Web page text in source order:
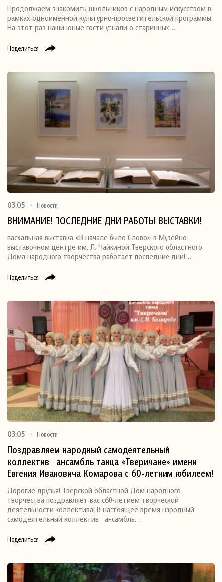
Поделиться
Продолжаем знакомить школьников с народным искусством в
рамках одноимённой культурно-просветительской программы.
На этот раз наши юные гости узнали о старинных…
Поделиться
03.05 Новости
ВНИМАНИЕ! ПОСЛЕДНИЕ ДНИ РАБОТЫ ВЫСТАВКИ!
пасхальная выставка «В начале было Слово» в Музейно-
выставочном центре им. Л. Чайкиной Тверского областного
Дома народного творчества работает последние дни!…
Поделиться
03.05 Новости
Поздравляем народный самодеятельный
коллектив ансамбль танца «Тверичане» имени
Евгения Ивановича Комарова с 60-летним юбилеем!
Дорогие друзья! Тверской областной Дом народного
творчества поздравляет вас с60-летием творческой
деятельности коллектива! В настоящее время народный
самодеятельный коллектив ансамбль…